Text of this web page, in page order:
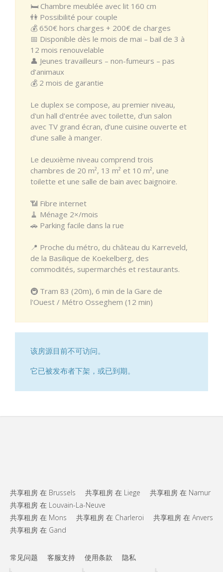
🛏️ Chambre meublée avec lit 160 cm
👫 Possibilité pour couple
💰 650€ hors charges + 200€ de charges
📅 Disponible dès le mois de mai – bail de 3 à
12 mois renouvelable
👤 Jeunes travailleurs – non-fumeurs – pas
d’animaux
💰 2 mois de garantie
Le duplex se compose, au premier niveau,
d'un hall d'entrée avec toilette, d’un salon
avec TV grand écran, d’une cuisine ouverte et
d’une salle à manger.
Le deuxième niveau comprend trois
chambres de 20 m², 13 m² et 10 m², une
toilette et une salle de bain avec baignoire.
📶 Fibre internet
🧹 Ménage 2×/mois
🚗 Parking facile dans la rue
📍 Proche du métro, du château du Karreveld,
de la Basilique de Koekelberg, des
commodités, supermarchés et restaurants.
🚇 Tram 83 (20m), 6 min de la Gare de
l'Ouest / Métro Osseghem (12 min)
该房源目前不可访问。
它已被发布者下架，或已到期。
共享租房 在 Brussels 共享租房 在 Liege
共享租房 在 Namur
共享租房 在 Louvain-La-Neuve
共享租房 在 Mons
共享租房 在 Charleroi
共享租房 在 Anvers
共享租房 在 Gand
常见问题 客服支持 使用条款 隐私